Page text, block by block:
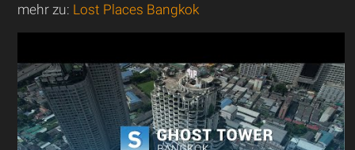
mehr zu: Lost Places Bangkok